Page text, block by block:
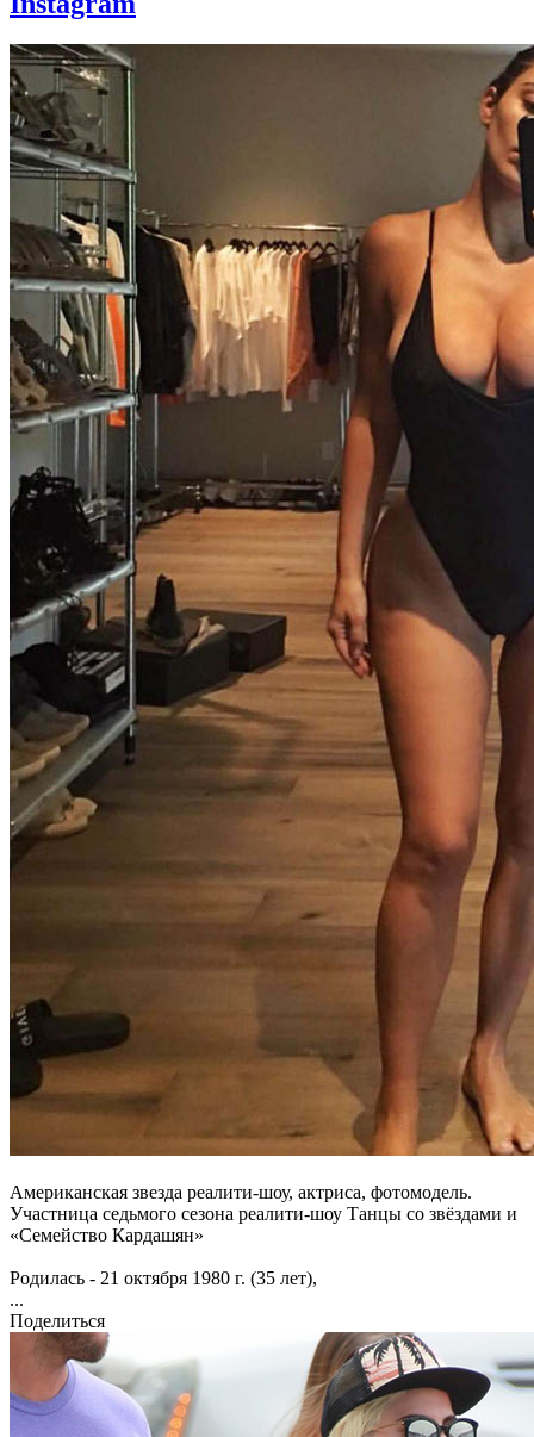
Американская звезда реалити-шоу, актриса, фотомодель.
Участница седьмого сезона реалити-шоу Танцы со звёздами и
«Семейство Кардашян»
Родилась - 21 октября 1980 г. (35 лет),
...
Поделиться